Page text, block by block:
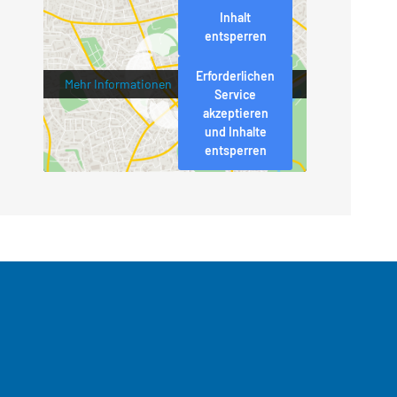
Mehr Informationen
Inhalt
entsperren
Erforderlichen
Service
akzeptieren
und Inhalte
entsperren